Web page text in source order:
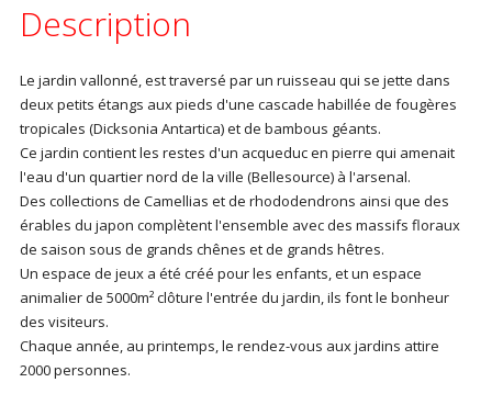
Description
Le jardin vallonné, est traversé par un ruisseau qui se jette dans
deux petits étangs aux pieds d'une cascade habillée de fougères
tropicales (Dicksonia Antartica) et de bambous géants.
Ce jardin contient les restes d'un acqueduc en pierre qui amenait
l'eau d'un quartier nord de la ville (Bellesource) à l'arsenal.
Des collections de Camellias et de rhododendrons ainsi que des
érables du japon complètent l'ensemble avec des massifs floraux
de saison sous de grands chênes et de grands hêtres.
Un espace de jeux a été créé pour les enfants, et un espace
animalier de 5000m² clôture l'entrée du jardin, ils font le bonheur
des visiteurs.
Chaque année, au printemps, le rendez-vous aux jardins attire
2000 personnes.